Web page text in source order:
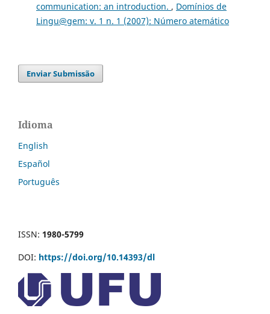
communication: an introduction. , Domínios de
Lingu@gem: v. 1 n. 1 (2007): Número atemático
Enviar Submissão
Idioma
English
Español
Português
ISSN: 1980-5799
DOI: https://doi.org/10.14393/dl